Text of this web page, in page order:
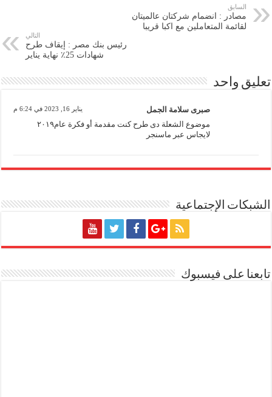
السابق
مصادر : انضمام شركتان عالميتان
لقائمة المتعاملين مع اكبا قريبا
التالي
رئيس بنك مصر : إيقاف طرح
شهادات 25٪ نهاية يناير
تعليق واحد
صبرى سلامة الجمل يناير 16, 2023 في 6:24 م
موضوع الشعلة دى طرح كنت مقدمة أو فكرة عام٢٠١٩
لايجاس عبر ماسنجر
الشبكات الإجتماعية
تابعنا على فيسبوك